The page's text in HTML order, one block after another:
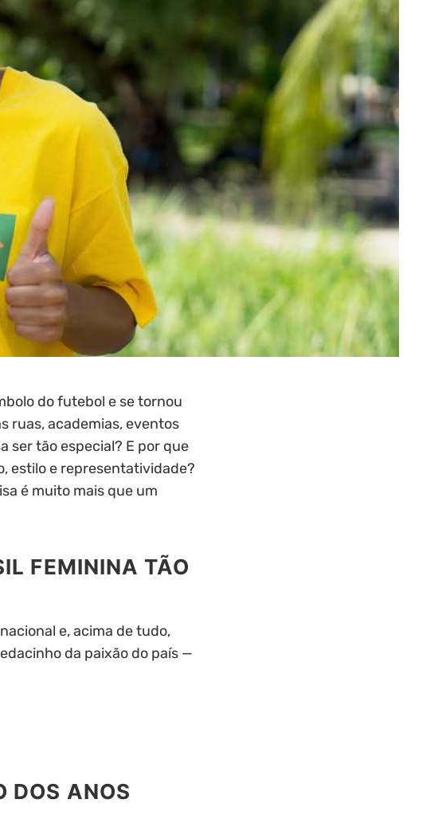
do futebol e se tornou
ruas, academias, eventos
ser tão especial? E por que
estilo e representatividade?
é muito mais que um
FEMININA TÃO
e, acima de tudo,
da paixão do país —
DOS ANOS